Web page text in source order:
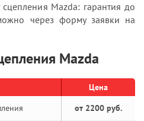
Mazda: гарантия до
через форму заявки на
Mazda
Цена
от 2200 руб.